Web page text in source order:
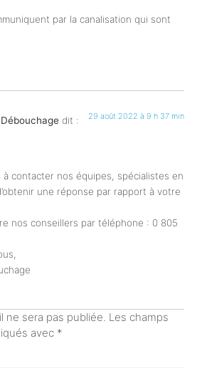
par la canalisation qui sont
dit : 29 août 2022 à 9 h 37 min
contacter nos équipes, spécialistes en
une réponse par rapport à votre
nos conseillers par téléphone : 0 805
ne sera pas publiée. Les champs
avec *